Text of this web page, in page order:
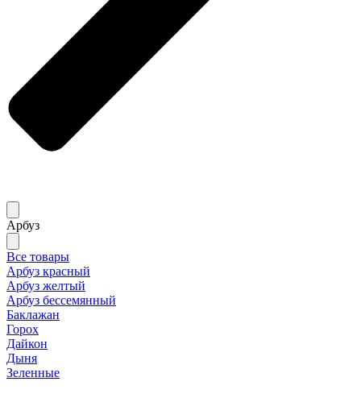
Арбуз
Все товары
Арбуз красный
Арбуз желтый
Арбуз бессемянный
Баклажан
Горох
Дайкон
Дыня
Зеленные